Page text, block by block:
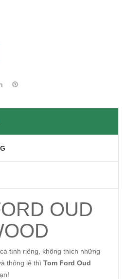
OUD
tính riêng, không thích những
thông lệ thì Tom Ford Oud